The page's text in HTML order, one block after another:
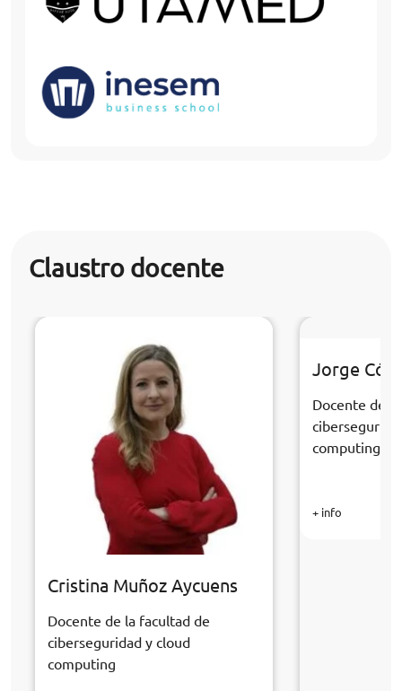
Claustro docente
Cristina Muñoz Aycuens
Docente de la facultad de
ciberseguridad y cloud
computing
Jorge
Docente de
computing
+ info